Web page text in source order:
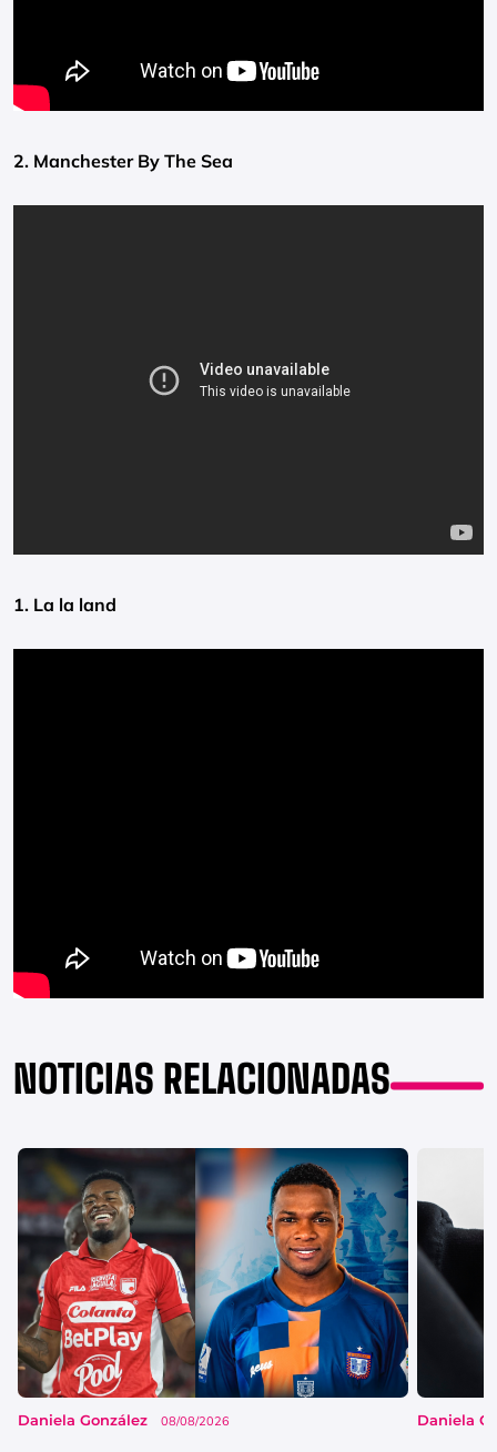
2. Manchester By The Sea
1. La la land
NOTICIAS RELACIONADAS
Daniela González 08/08/2026 Daniela